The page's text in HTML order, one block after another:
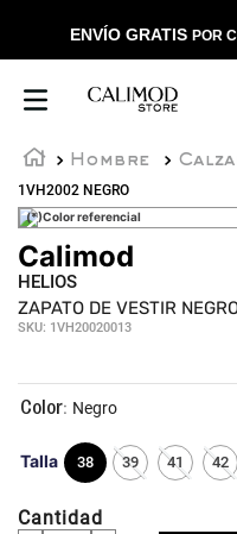
ENVÍO GRATIS POR
Hombre
1VH2002 NEGRO
(*)Color referencial
Calimod
HELIOS
ZAPATO DE VESTIR
SKU: 1VH20020013
Talla 38 39 41 42
: Negro
Cantidad